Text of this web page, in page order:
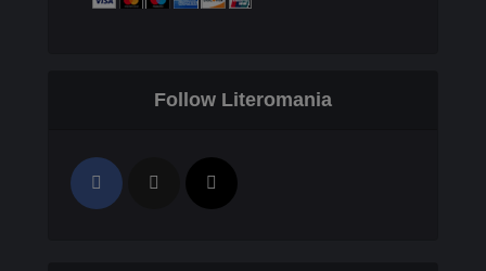
Follow Literomania